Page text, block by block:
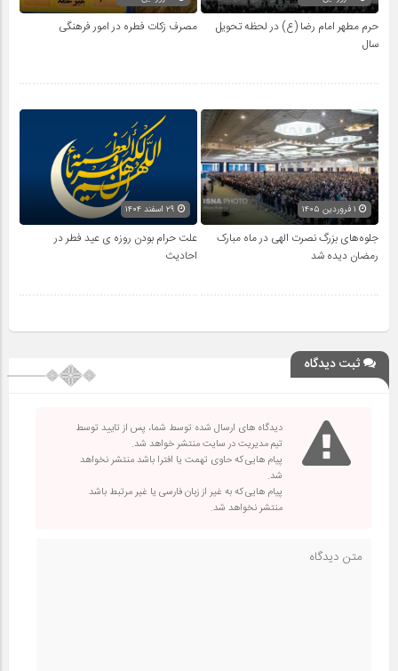
حرم مطهر امام رضا (ع) در لحظه تحویل
سال
مصرف زکات فطره در امور فرهنگی
جلوه‌های بزرگ نصرت الهی در ماه مبارک
رمضان دیده شد
علت حرام بودن روزه ی عید فطر در
احادیث
ثبت دیدگاه
دیدگاه های ارسال شده توسط شما، پس از تایید توسط
تیم مدیریت در سایت منتشر خواهد شد.
پیام هایی که حاوی تهمت یا افترا باشد منتشر نخواهد
شد.
پیام هایی که به غیر از زبان فارسی یا غیر مرتبط باشد
منتشر نخواهد شد.